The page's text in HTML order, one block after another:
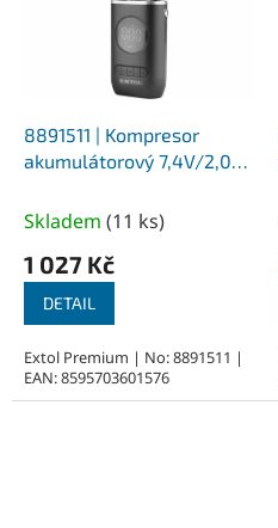
8891511 | Kompresor
akumulátorový 7,4V/2,0Ah
Skladem (11 ks)
1 027 Kč
DETAIL
Extol Premium | No: 8891511 |
EAN: 8595703601576